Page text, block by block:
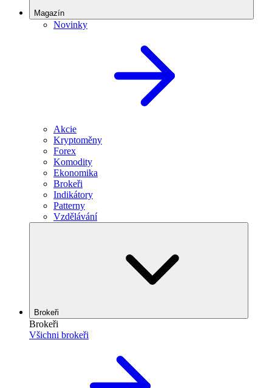
Magazín
Novinky
Akcie
Kryptoměny
Forex
Komodity
Ekonomika
Brokeři
Indikátory
Patterny
Vzdělávání
Brokeři
Brokeři
Všichni brokeři